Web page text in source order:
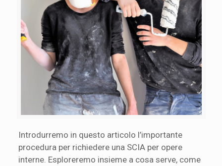
Introdurremo in questo articolo l’importante
procedura per richiedere una SCIA per opere
interne. Esploreremo insieme a cosa serve, come